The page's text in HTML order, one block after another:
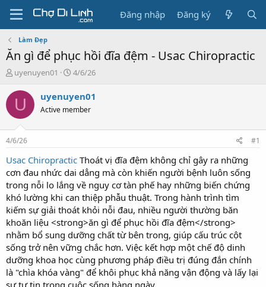
Đăng nhập Đăng ký
Làm Đẹp
Ăn gì để phục hồi đĩa đệm - Usac Chiropractic
T
r
a
s
t
a
r
t
e
r
uyenuyen01
N
à
g
4/6/26
U uyenuyen01
Active member
4/6/26 #1
Usac Chiropractic Thoát vị đĩa đệm không chỉ gây ra những
cơn đau nhức dai dẳng mà còn khiến người bệnh luôn sống
trong nỗi lo lắng về nguy cơ tàn phế hay những biến chứng
khó lường khi can thiệp phẫu thuật. Trong hành trình tìm
kiếm sự giải thoát khỏi nỗi đau, nhiều người thường băn
khoăn liệu <strong>ăn gì để phục hồi đĩa đệm</strong>
nhằm bổ sung dưỡng chất từ bên trong, giúp cấu trúc cột
sống trở nên vững chắc hơn. Việc kết hợp một chế độ dinh
dưỡng khoa học cùng phương pháp điều trị đúng đắn chính
là "chìa khóa vàng" để khôi phục khả năng vận động và lấy lại
sự tự tin trong cuộc sống hàng ngày.